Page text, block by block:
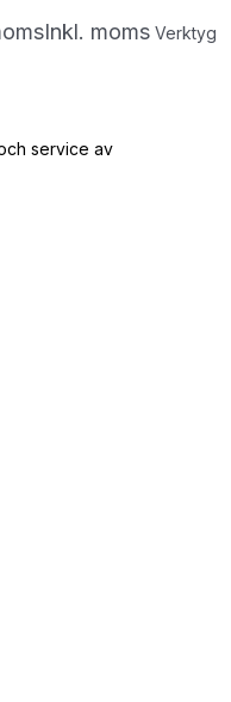
Inkl. moms Verktyg
service av